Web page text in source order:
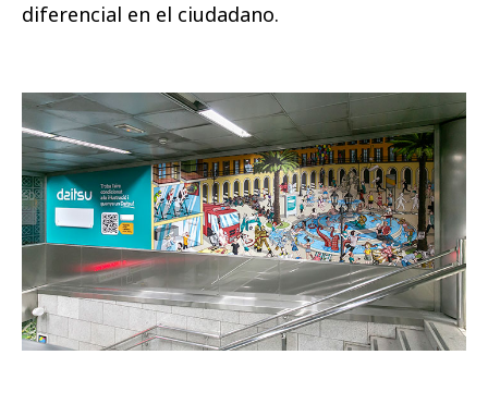
diferencial en el ciudadano.